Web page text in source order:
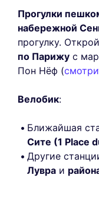
Прогулки
набережной
прогулку.
по Парижу с
Пон Нёф (
Велобик:
Ближайшая
Сите (1 Place
Другие
Лувра и